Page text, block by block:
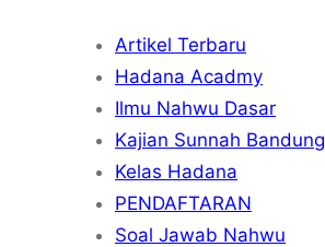
Artikel Terbaru
Hadana Acadmy
Ilmu Nahwu Dasar
Kajian Sunnah Bandung
Kelas Hadana
PENDAFTARAN
Soal Jawab Nahwu